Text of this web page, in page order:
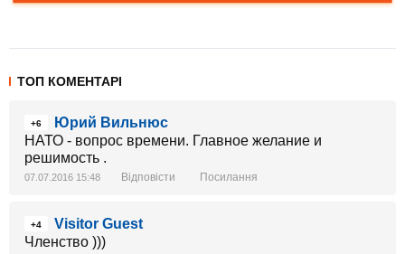
ТОП КОМЕНТАРІ
+6
Юрий Вильнюс
НАТО - вопрос времени. Главное желание и
решимость .
07.07.2016 15:48 Відповісти Посилання
+4
Visitor Guest
Членство )))